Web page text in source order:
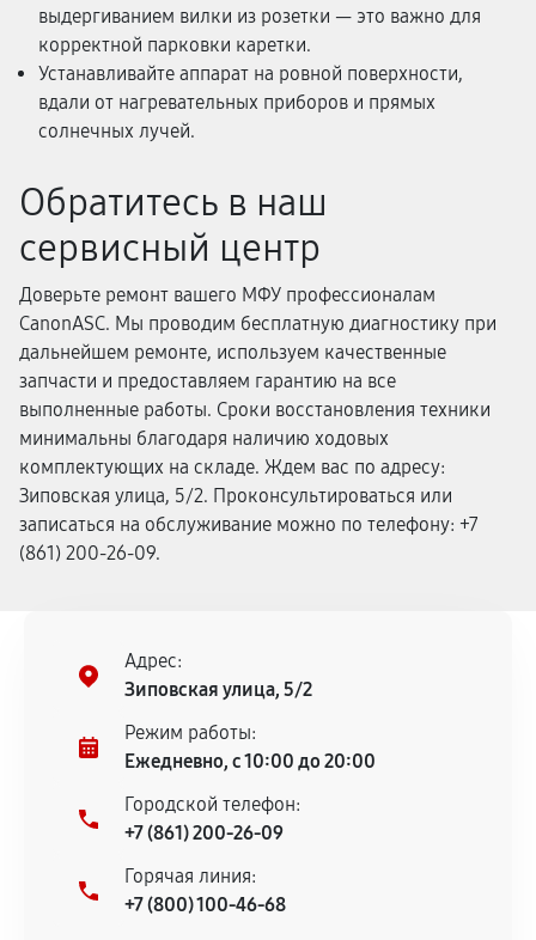
выдергиванием вилки из розетки — это важно для
корректной парковки каретки.
Устанавливайте аппарат на ровной поверхности,
вдали от нагревательных приборов и прямых
солнечных лучей.
Обратитесь в наш
сервисный центр
Доверьте ремонт вашего МФУ профессионалам
CanonASC. Мы проводим бесплатную диагностику при
дальнейшем ремонте, используем качественные
запчасти и предоставляем гарантию на все
выполненные работы. Сроки восстановления техники
минимальны благодаря наличию ходовых
комплектующих на складе. Ждем вас по адресу:
Зиповская улица, 5/2. Проконсультироваться или
записаться на обслуживание можно по телефону: +7
(861) 200-26-09.
Адрес:
Зиповская улица, 5/2
Режим работы:
Ежедневно, с 10:00 до 20:00
Городской телефон:
+7 (861) 200-26-09
Горячая линия:
+7 (800) 100-46-68